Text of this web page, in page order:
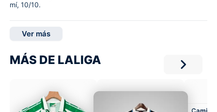
mí, 10/10.
Ver más
MÁS DE LALIGA